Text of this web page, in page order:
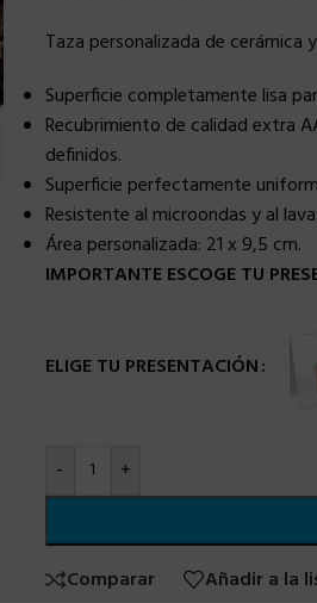
Taza personalizada de cerámica
Superficie completamente lisa
Recubrimiento de calidad extra
definidos.
Superficie perfectamente
Resistente al microondas y al
Área personalizada: 21 x 9,5 cm.
IMPORTANTE ESCOGE TU
ELIGE TU PRESENTACIÓN
- +
Comparar Añadir a la